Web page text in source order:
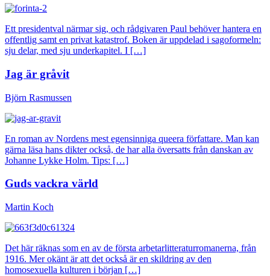
Ett presidentval närmar sig, och rådgivaren Paul behöver hantera en
offentlig samt en privat katastrof. Boken är uppdelad i sagoformeln:
sju delar, med sju underkapitel. I […]
Jag är gråvit
Björn Rasmussen
En roman av Nordens mest egensinniga queera författare. Man kan
gärna läsa hans dikter också, de har alla översatts från danskan av
Johanne Lykke Holm. Tips: […]
Guds vackra värld
Martin Koch
Det här räknas som en av de första arbetarlitteraturromanerna, från
1916. Mer okänt är att det också är en skildring av den
homosexuella kulturen i början […]